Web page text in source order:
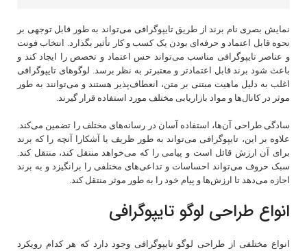
نمایش بصری نام برند از طریق تایپوگرافی می‌تواند به طور قابل توجهی بر
نحوه قابل اعتماد و حرفه‌ای بودن یک کسب و کار تأثیر بگذارد. انتخاب فونت
و عناصر تایپوگرافی مناسب می‌تواند حس اعتماد و تخصص را ایجاد کند و
باعث شود برند قابل اعتمادتر و معتبرتر به نظر برسد. لوگوهای تایپوگرافی
اغلب به دلیل ماهیت مبتنی بر متن، انعطاف‌پذیر هستند و می‌توانند به طور
موثر در کانال‌ها و مواد بازاریابی مختلف مورد استفاده قرار گیرند.
سادگی طراحی آن‌ها، استفاده آسان در رسانه‌های مختلف را تضمین می‌کند.
علاوه بر این، تایپوگرافی می‌تواند به طور ظریف یا آشکارا آنچه را که برند
برای آن ارزش قائل است و پیامی را که می‌خواهد منتقل کند، منتقل کند.
سبک حروف می‌تواند احساسات و تداعی‌های مختلفی را برانگیزد و به برند
اجازه می‌دهد تا ارزش‌ها و پیام خود را به طور موثر منتقل کند.
انواع طراحی لوگو تایپوگرافی
انواع مختلفی از طراحی لوگو تایپوگرافی وجود دارد که هر کدام رویکرد